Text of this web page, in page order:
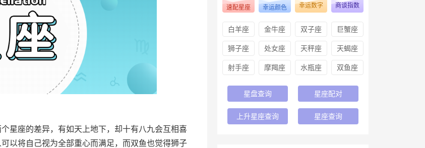
座的差异，有如天上地下，却十有八九会互相喜
以将自己视为全部重心而满足，而双鱼也觉得狮子
速配星座 幸运颜色 幸运数字 商谈指数
白羊座 金牛座 双子座 巨蟹座
狮子座 处女座 天秤座 天蝎座
射手座 摩羯座 水瓶座 双鱼座
星盘查询 星座配对
上升星座查询 星座查询